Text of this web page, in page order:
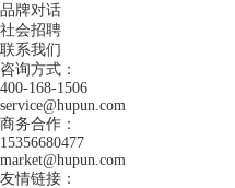
品牌对话
社会招聘
联系我们
咨询方式：
400-168-1506
service@hupun.com
商务合作：
15356680477
market@hupun.com
友情链接：